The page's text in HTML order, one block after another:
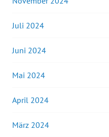
Juli 2024
Juni 2024
Mai 2024
April 2024
März 2024